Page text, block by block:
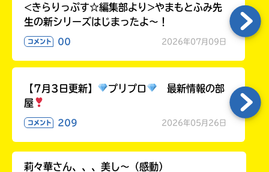
<きらりっぷす☆編集部より>やまもとふみ先
生の新シリーズはじまったよ～！
コメント 00 2026年07月09日
【7月3日更新】 プリプロ
最新情報の部
屋
コメント 209 2026年05月26日
莉々華さん、、、美し〜（感動）
し
て
ね
戻
る